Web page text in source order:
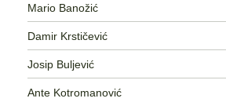
Mario Banožić
Damir Krstičević
Josip Buljević
Ante Kotromanović